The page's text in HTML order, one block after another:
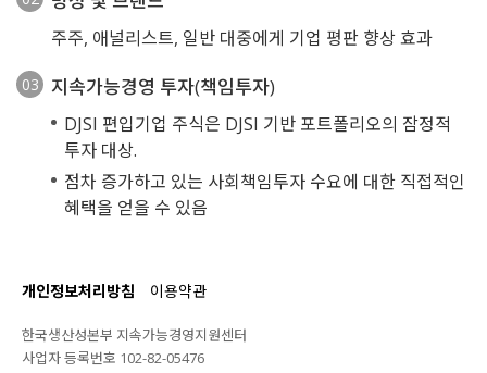
주주, 애널리스트, 일반 대중에게 기업 평판 향상 효과
지속가능경영 투자(책임투자)
DJSI 편입기업 주식은 DJSI 기반 포트폴리오의 잠정적
투자 대상.
점차 증가하고 있는 사회책임투자 수요에 대한 직접적인
혜택을 얻을 수 있음
개인정보처리방침 이용약관
한국생산성본부 지속가능경영지원센터
사업자 등록번호 102-82-05476